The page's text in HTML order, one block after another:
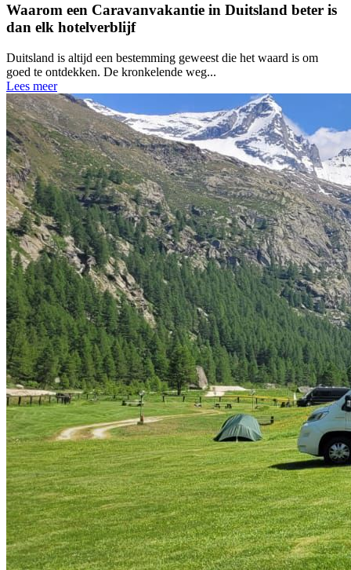
Waarom een Caravanvakantie in Duitsland beter is
dan elk hotelverblijf
Duitsland is altijd een bestemming geweest die het waard is om
goed te ontdekken. De kronkelende weg...
Lees meer